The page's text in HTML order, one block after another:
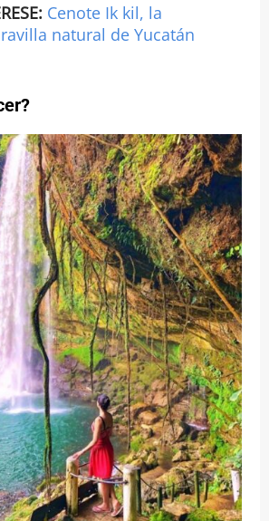
Cenote Ik kil, la
natural de Yucatán